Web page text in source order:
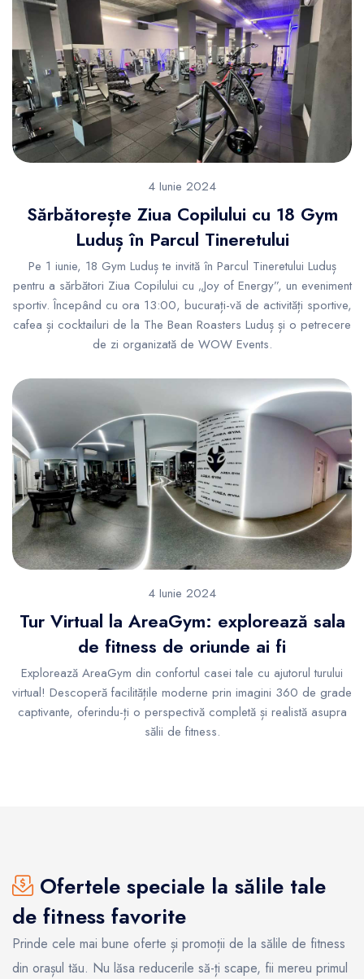
4 Iunie 2024
Sărbătorește Ziua Copilului cu 18 Gym
Luduș în Parcul Tineretului
Pe 1 iunie, 18 Gym Luduș te invită în Parcul Tineretului Luduș
pentru a sărbători Ziua Copilului cu „Joy of Energy”, un eveniment
sportiv. Începând cu ora 13:00, bucurați-vă de activități sportive,
cafea și cocktailuri de la The Bean Roasters Luduș și o petrecere
de zi organizată de WOW Events.
4 Iunie 2024
Tur Virtual la AreaGym: explorează sala
de fitness de oriunde ai fi
Explorează AreaGym din confortul casei tale cu ajutorul turului
virtual! Descoperă facilitățile moderne prin imagini 360 de grade
captivante, oferindu-ți o perspectivă completă și realistă asupra
sălii de fitness.
Ofertele speciale la sălile tale
de fitness favorite
Prinde cele mai bune oferte și promoții de la sălile de fitness
din orașul tău. Nu lăsa reducerile să-ți scape, fii mereu primul